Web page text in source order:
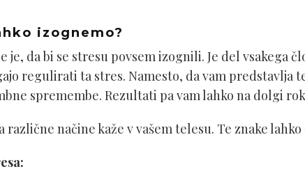
izognemo?
je, da bi se stresu povsem izognili. Je del vsakega
regulirati ta stres. Namesto, da vam predstavlja
spremembe. Rezultati pa vam lahko na dolgi
različne načine kaže v vašem telesu. Te znake